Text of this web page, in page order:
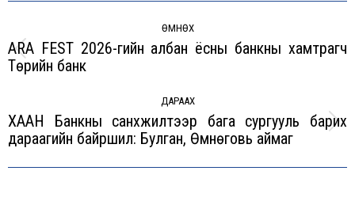
ӨМНӨХ
Previous
ARA FEST 2026-гийн албан ёсны банкны хамтрагч
Төрийн банк
ДАРААХ
Next
post:
ХААН Банкны санхүүжилтээр бага сургууль барих
дараагийн байршил: Булган, Өмнөговь аймаг